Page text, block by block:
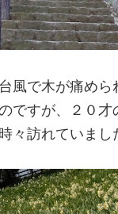
風で木が痛めら
ですが、２０才
々訪れていまし